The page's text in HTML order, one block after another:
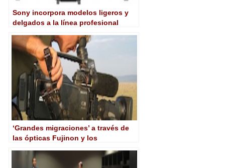
Sony incorpora modelos ligeros y
delgados a la línea profesional
‘Grandes migraciones’ a través de
las ópticas Fujinon y los